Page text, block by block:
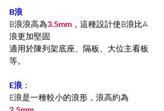
B浪
B浪浪高為3.5mm ，這種設計使B浪比A
浪更加堅固
適用於陳列架底座、隔板、大位主看板
等。
E浪 ：
E浪是一種較小的浪形，浪高約為